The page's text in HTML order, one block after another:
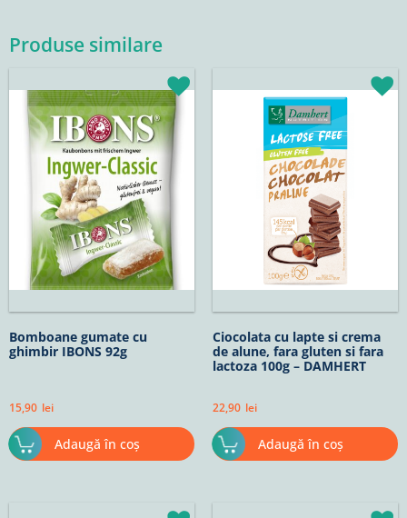
Produse similare
Bomboane gumate cu
ghimbir IBONS 92g
15,90 lei
Adaugă în coș
Ciocolata cu lapte si crema
de alune, fara gluten si fara
lactoza 100g – DAMHERT
22,90 lei
Adaugă în coș